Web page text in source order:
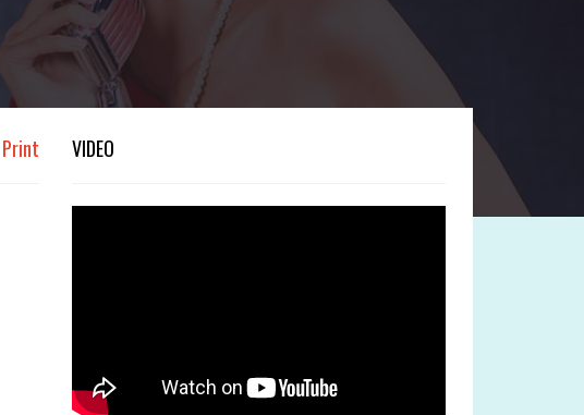
Print VIDEO